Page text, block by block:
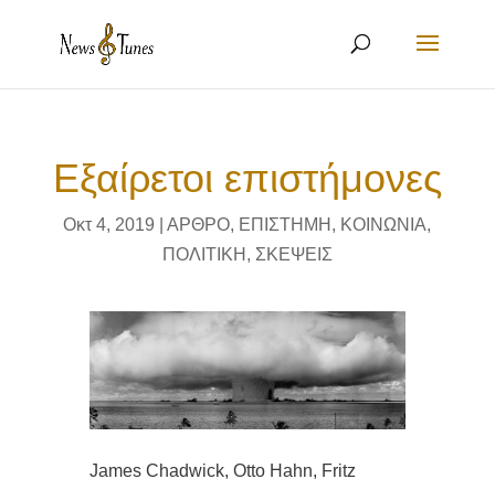
Eξαίρετοι επιστήμονες
Οκτ 4, 2019 |ΑΡΘΡΟ, ΕΠΙΣΤΗΜΗ , ΚΟΙΝΩΝΙΑ,
ΠΟΛΙΤΙΚΗ , ΣΚΕΨΕΙΣ
James Chadwick, Otto Hahn, Fritz